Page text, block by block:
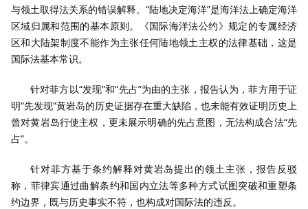
与领土取得法关系的错误解释。“陆地决定海洋”是海洋法上确定海洋
区域归属和范围的基本原则。《国际海洋法公约》规定的专属经济
区和大陆架制度不能作为主张任何陆地领土主权的法律基础，这是
国际法基本常识。
针对菲方以“发现”和“先占”为由的主张，报告认为，菲方用于证
明“先发现”黄岩岛的历史证据存在重大缺陷，也未能有效证明历史上
曾对黄岩岛行使主权，更未展示明确的先占意图，无法构成合法“先
占”。
针对菲方基于条约解释对黄岩岛提出的领土主张，报告反驳
称，菲律宾通过曲解条约和国内立法等多种方式试图突破和重塑条
约边界，既与历史事实不符，也构成对国际法的违反。